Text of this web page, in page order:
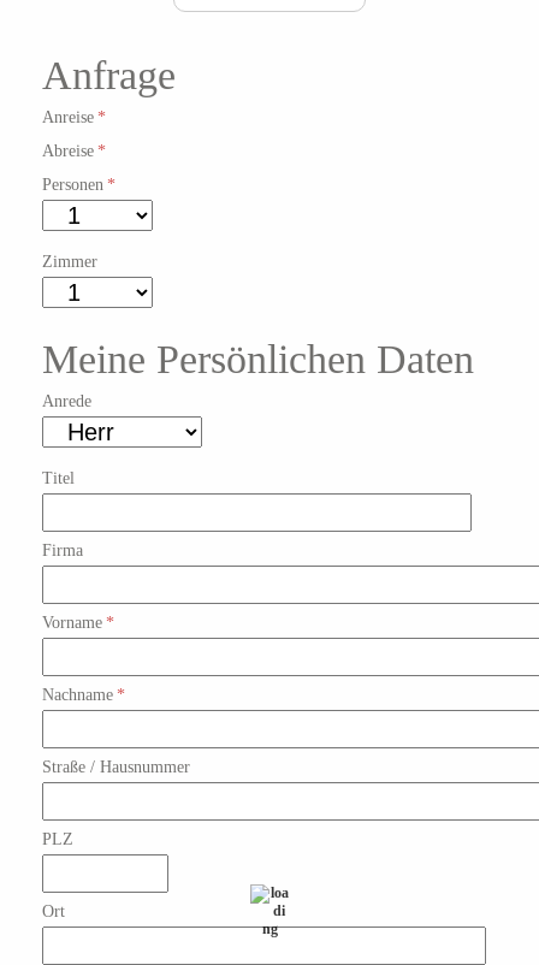
Anfrage
Anreise *
Abreise *
Personen *
Zimmer
Meine Persönlichen Daten
Anrede
Titel
Firma
Vorname *
Nachname *
Straße / Hausnummer
PLZ
Ort